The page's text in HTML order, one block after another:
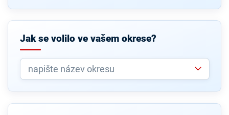
Jak se volilo ve vašem okrese?